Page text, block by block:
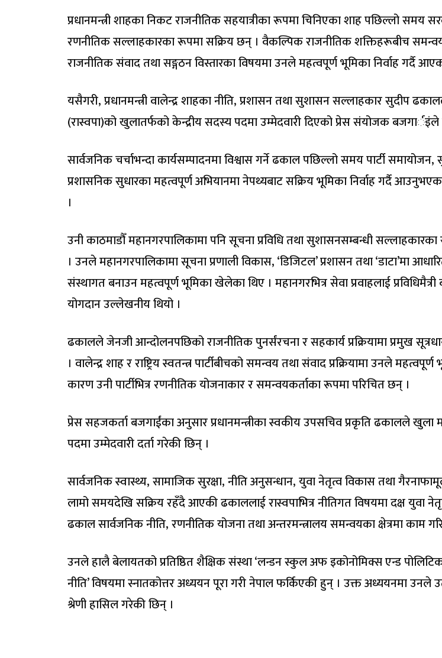
प्रधानमन्त्री शाहका निकट राजनीतिक सहयात्रीका रूपमा चिनिएका शाह पछिल्लो समय
रणनीतिक सल्लाहकारका रूपमा सक्रिय छन् । वैकल्पिक राजनीतिक शक्तिहरूबीच
राजनीतिक संवाद तथा सङ्गठन विस्तारका विषयमा उनले महत्वपूर्ण भूमिका निर्वाह गर्दै
यसैगरी, प्रधानमन्त्री वालेन्द्र शाहका नीति, प्रशासन तथा सुशासन सल्लाहकार सुदीप ढकालले
(रास्वपा)को खुलातर्फको केन्द्रीय सदस्य पदमा उम्मेदवारी दिएको प्रेस संयोजक बजगार्इंले
सार्वजनिक चर्चाभन्दा कार्यसम्पादनमा विश्वास गर्ने ढकाल पछिल्लो समय पार्टी
प्रशासनिक सुधारका महत्वपूर्ण अभियानमा नेपथ्यबाट सक्रिय भूमिका निर्वाह गर्दै
।
उनी काठमाडौँ महानगरपालिकामा पनि सूचना प्रविधि तथा सुशासनसम्बन्धी
। उनले महानगरपालिकामा सूचना प्रणाली विकास, ‘डिजिटल’ प्रशासन तथा ‘डाटा’मा
संस्थागत बनाउन महत्वपूर्ण भूमिका खेलेका थिए । महानगरभित्र सेवा प्रवाहलाई
योगदान उल्लेखनीय थियो ।
ढकालले जेनजी आन्दोलनपछिको राजनीतिक पुनर्संरचना र सहकार्य प्रक्रियामा प्रमुख
। वालेन्द्र शाह र राष्ट्रिय स्वतन्त्र पार्टीबीचको समन्वय तथा संवाद प्रक्रियामा उनले
कारण उनी पार्टीभित्र रणनीतिक योजनाकार र समन्वयकर्ताका रूपमा परिचित छन् ।
प्रेस सहजकर्ता बजगाईंका अनुसार प्रधानमन्त्रीका स्वकीय उपसचिव प्रकृति ढकालले खुला
पदमा उम्मेदवारी दर्ता गरेकी छिन् ।
सार्वजनिक स्वास्थ्य, सामाजिक सुरक्षा, नीति अनुसन्धान, युवा नेतृत्व विकास तथा
लामो समयदेखि सक्रिय रहँदै आएकी ढकाललाई रास्वपाभित्र नीतिगत विषयमा दक्ष युवा
ढकाल सार्वजनिक नीति, रणनीतिक योजना तथा अन्तरमन्त्रालय समन्वयका क्षेत्रमा काम
उनले हालै बेलायतको प्रतिष्ठित शैक्षिक संस्था ‘लन्डन स्कुल अफ इकोनोमिक्स एन्ड
नीति’ विषयमा स्नातकोत्तर अध्ययन पूरा गरी नेपाल फर्किएकी हुन् । उक्त अध्ययनमा उनले
श्रेणी हासिल गरेकी छिन् ।